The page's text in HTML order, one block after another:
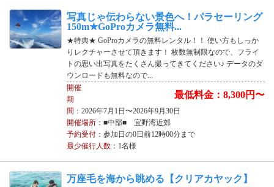
写真じゃ伝わらない景色へ！パラセーリング
150m★GoProカメラ無料...
★特典★ GoProカメラの無料レンタル！！ 使い方もしっか
りレクチャーさせて頂きます！ 枚数無制限なので、フライ
トの思い出写真をたくさん撮ってきてください♪ データのダ
ウンロードも無料なので...
最低料金：8,300円〜
開催
期
間 ：2026年7月1日〜2026年9月30日
開催場所：■中部■ 宜野湾近郊
予約受付：参加日の0日前12時00分まで
最少催行人数：1名様
万座毛を海から眺める【クリアカヤック】